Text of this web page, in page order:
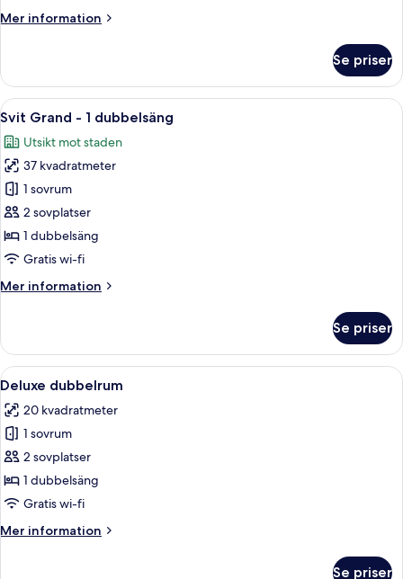
dubbelsäng
Mer information
Mer
Executive
1
Se priser
Öppna
alla
foton
för
Svit
Grand
-
1
Ett hotellrum med en säng, en
6
Svit Grand - 1 dubbelsäng
Utsikt mot staden
37 kvadratmeter
1 sovrum
2 sovplatser
1 dubbelsäng
Gratis wi-fi
Mer information
Mer
Grand
1
Se priser
Öppna
alla
foton
för
Deluxe
dubbelrum
Ett hotellrum med en säng, ett
5
Deluxe dubbelrum
20 kvadratmeter
1 sovrum
2 sovplatser
1 dubbelsäng
Gratis wi-fi
Mer information
Mer
Se priser